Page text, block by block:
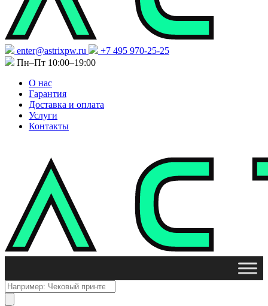
enter@astrixpw.ru
+7 495 970-25-25
Пн–Пт 10:00–19:00
О нас
Гарантия
Доставка и оплата
Услуги
Контакты
Поиск
товаров